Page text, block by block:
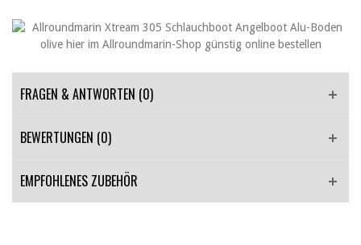
FRAGEN & ANTWORTEN (0)
BEWERTUNGEN (0)
EMPFOHLENES ZUBEHÖR